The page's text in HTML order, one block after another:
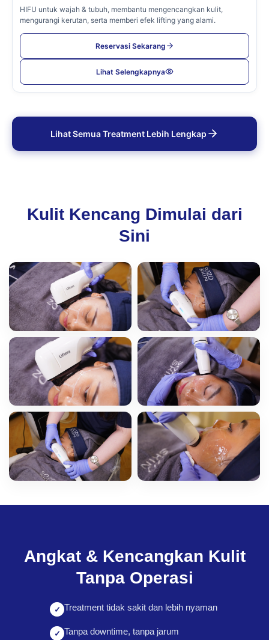
HIFU untuk wajah & tubuh, membantu mengencangkan kulit,
mengurangi kerutan, serta memberi efek lifting yang alami.
Reservasi Sekarang
Lihat Selengkapnya
Lihat Semua Treatment Lebih Lengkap
Kulit Kencang Dimulai dari
Sini
Angkat & Kencangkan Kulit
Tanpa Operasi
Treatment tidak sakit dan lebih nyaman
Tanpa downtime, tanpa jarum